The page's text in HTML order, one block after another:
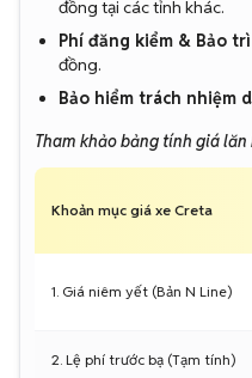
đồng tại các tỉnh khác.
Phí đăng kiểm & Bảo
đồng.
Bảo hiểm trách nhiệm
Tham khảo bảng tính giá
Khoản mục giá xe Creta
1. Giá niêm yết (Bản N Line)
2. Lệ phí trước bạ (Tạm tính)